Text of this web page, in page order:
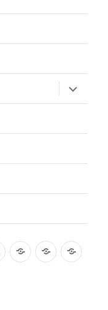
anzeigen
GebäckKuchenTorten